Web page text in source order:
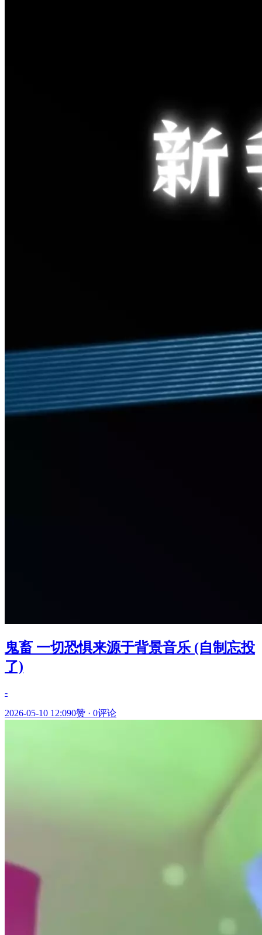
鬼畜 一切恐惧来源于背景音乐 (自制忘投
了)
-
2026-05-10 12:090赞 · 0评论